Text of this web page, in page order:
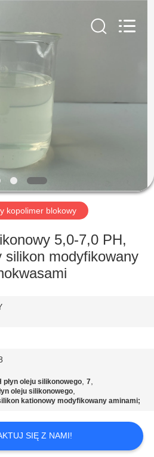
kopolimer blokowy
5,0-7,0 PH,
silikon modyfikowany
płyn oleju silikonowego,7,
oleju silikonowego,
kationowy modyfikowany aminami;
SIĘ Z NAMI!